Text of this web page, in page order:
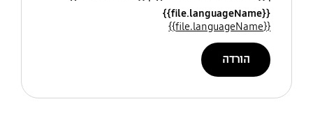
{{file.languageName}}
{{file.languageName}}
הורדה